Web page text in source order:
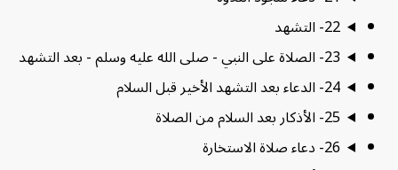
22- التشهد
23- الصلاة على النبي - صلى الله عليه وسلم - بعد التشهد
24- الدعاء بعد التشهد الأخير قبل السلام
25- الأذكار بعد السلام من الصلاة
26- دعاء صلاة الاستخارة